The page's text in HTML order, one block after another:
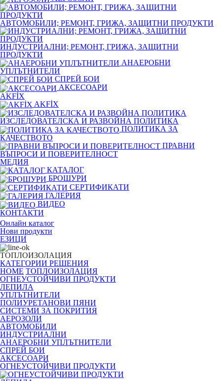
АВТОМОБИЛИ; РЕМОНТ, ГРИЖА, ЗАЩИТНИ ПРОДУКТИ
ИНДУСТРИАЛНИ; РЕМОНТ, ГРИЖА, ЗАЩИТНИ
ПРОДУКТИ
АНАЕРОБНИ
УПЛЪТНИТЕЛИ
СПРЕЙ БОИ
АКСЕСОАРИ
AKFİX
AKFİX
ИЗСЛЕДОВАТЕЛСКА И РАЗВОЙНА ПОЛИТИКА
ПОЛИТИКА ЗА
КАЧЕСТВОТО
ПРАВНИ
ВЪПРОСИ И ПОВЕРИТЕЛНОСТ
МЕДИЯ
КАТАЛОГ
БРОШУРИ
СЕРТИФИКАТИ
ГАЛЕРИЯ
ВИДЕО
КОНТАКТИ
Онлайн каталог
Нови продукти
ЕЗИЦИ
ТОПЛОИЗОЛАЦИЯ
КАТЕГОРИИ РЕШЕНИЯ
HOME ТОПЛОИЗОЛАЦИЯ
ОГНЕУСТОЙЧИВИ ПРОДУКТИ
ЛЕПИЛА
УПЛЪТНИТЕЛИ
ПОЛИУРЕТАНОВИ ПЯНИ
СИСТЕМИ ЗА ПОКРИТИЯ
АЕРОЗОЛИ
АВТОМОБИЛИ
ИНДУСТРИАЛНИ
АНАЕРОБНИ УПЛЪТНИТЕЛИ
СПРЕЙ БОИ
АКСЕСОАРИ
ОГНЕУСТОЙЧИВИ ПРОДУКТИ